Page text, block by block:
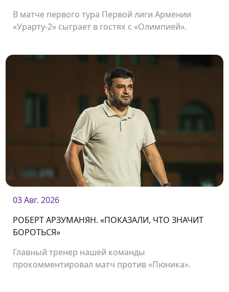
В матче первого тура Первой лиги Армении
«Урарту-2» сыграет в гостях с «Олимпией».
03 Авг. 2026
РОБЕРТ АРЗУМАНЯН. «ПОКАЗАЛИ, ЧТО ЗНАЧИТ
БОРОТЬСЯ»
Главный тренер нашей команды
прокомментировал матч против «Пюника».